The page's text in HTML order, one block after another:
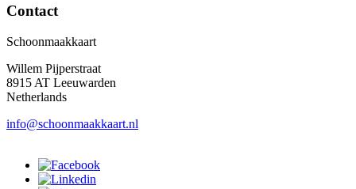
Contact
Schoonmaakkaart
Willem Pijperstraat
8915 AT Leeuwarden
Netherlands
info@schoonmaakkaart.nl